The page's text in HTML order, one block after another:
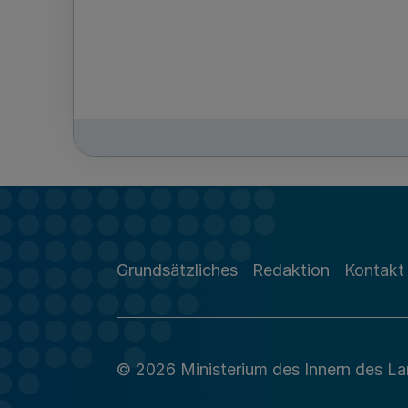
Grundsätzliches Redaktion Kontakt
© 2026 Ministerium des Innern des